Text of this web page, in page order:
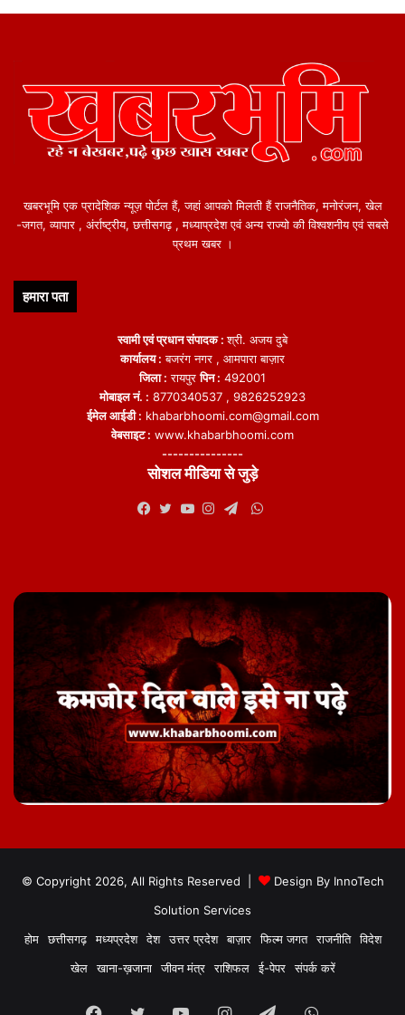
खबरभूमि एक प्रादेशिक न्यूज़ पोर्टल हैं, जहां आपको मिलती हैं राजनैतिक, मनोरंजन, खेल
-जगत, व्यापार , अंर्राष्ट्रीय, छत्तीसगढ़ , मध्याप्रदेश एवं अन्य राज्यो की विश्वशनीय एवं सबसे
प्रथम खबर ।
हमारा पता
स्वामी एवं प्रधान संपादक :श्री. अजय दुबे
कार्यालय : बजरंग नगर , आमपारा बाज़ार
जिला : रायपुरपिन : 492001
मोबाइल नं. : 8770340537 , 9826252923
ईमेल आईडी : khabarbhoomi.com@gmail.com
वेबसाइट : www.khabarbhoomi.com
---------------
सोशल मीडिया से जुड़े
WhatsApp
© Copyright 2026, All Rights Reserved | Design By InnoTech
Solution Services
होम
छत्तीसगढ़ मध्यप्रदेश देश उत्तर प्रदेश बाज़ार फिल्म जगत राजनीति
विदेश
खेल
खाना-ख़जाना जीवन मंत्र राशिफल ई-पेपर संपर्क करें